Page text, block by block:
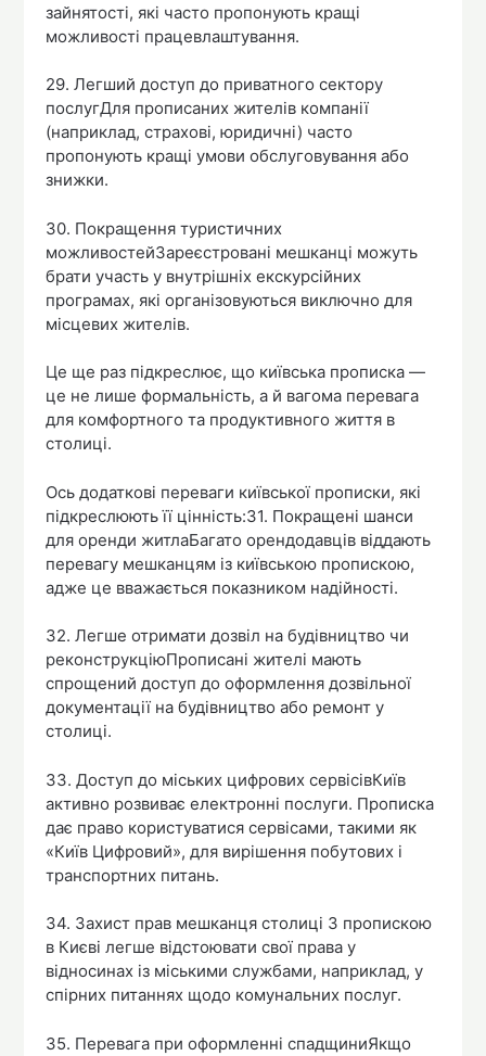
зайнятості, які часто пропонують кращі
можливості працевлаштування.
29. Легший доступ до приватного сектору
послугДля прописаних жителів компанії
(наприклад, страхові, юридичні) часто
пропонують кращі умови обслуговування або
знижки.
30. Покращення туристичних
можливостейЗареєстровані мешканці можуть
брати участь у внутрішніх екскурсійних
програмах, які організовуються виключно для
місцевих жителів.
Це ще раз підкреслює, що київська прописка —
це не лише формальність, а й вагома перевага
для комфортного та продуктивного життя в
столиці.
Ось додаткові переваги київської прописки, які
підкреслюють її цінність:31. Покращені шанси
для оренди житлаБагато орендодавців віддають
перевагу мешканцям із київською пропискою,
адже це вважається показником надійності.
32. Легше отримати дозвіл на будівництво чи
реконструкціюПрописані жителі мають
спрощений доступ до оформлення дозвільної
документації на будівництво або ремонт у
столиці.
33. Доступ до міських цифрових сервісівКиїв
активно розвиває електронні послуги. Прописка
дає право користуватися сервісами, такими як
«Київ Цифровий», для вирішення побутових і
транспортних питань.
34. Захист прав мешканця столиці З пропискою
в Києві легше відстоювати свої права у
відносинах із міськими службами, наприклад, у
спірних питаннях щодо комунальних послуг.
35. Перевага при оформленні спадщиниЯкщо